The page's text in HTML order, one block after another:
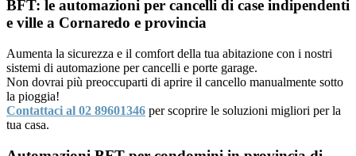
BFT: le automazioni per cancelli di case indipendenti
e ville a Cornaredo e provincia
Aumenta la sicurezza e il comfort della tua abitazione con i nostri
sistemi di automazione per cancelli e porte garage.
Non dovrai più preoccuparti di aprire il cancello manualmente sotto
la pioggia!
Contattaci al 02 89601346 per scoprire le soluzioni migliori per la
tua casa.